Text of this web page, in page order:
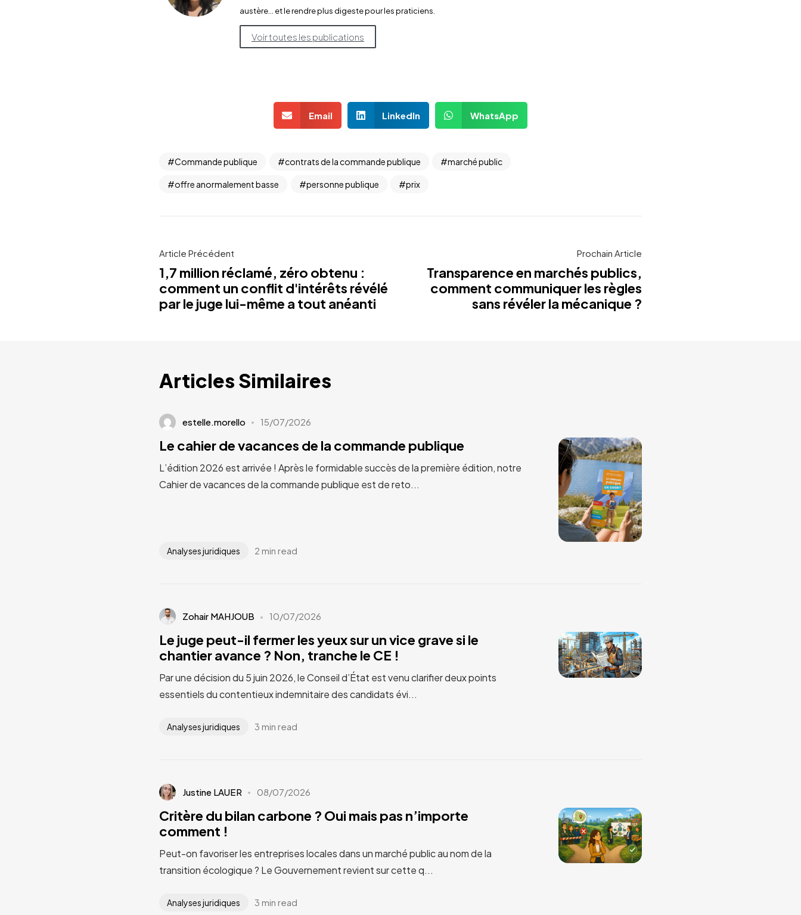
austère… et le rendre plus digeste pour les praticiens.
Voir toutes les publications
Email LinkedIn WhatsApp
Commande publique contrats de la commande publique marché public
offre anormalement basse personne publique prix
Article Précédent
1,7 million réclamé, zéro obtenu :
comment un conflit d'intérêts révélé
par le juge lui-même a tout anéanti
Prochain Article
Transparence en marchés publics,
comment communiquer les règles
sans révéler la mécanique ?
Articles Similaires
estelle.morello 15/07/2026
Le cahier de vacances de la commande publique
L’édition 2026 est arrivée ! Après le formidable succès de la première édition, notre
Cahier de vacances de la commande publique est de reto...
Analyses juridiques 2 min read
Zohair MAHJOUB 10/07/2026
Le juge peut-il fermer les yeux sur un vice grave si le
chantier avance ? Non, tranche le CE !
Par une décision du 5 juin 2026, le Conseil d’État est venu clarifier deux points
essentiels du contentieux indemnitaire des candidats évi...
Analyses juridiques 3 min read
Justine LAUER 08/07/2026
Critère du bilan carbone ? Oui mais pas n’importe
comment !
Peut-on favoriser les entreprises locales dans un marché public au nom de la
transition écologique ? Le Gouvernement revient sur cette q...
Analyses juridiques 3 min read